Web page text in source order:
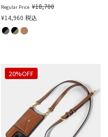
Regular Price ¥18,700
¥14,960 税込
20%OFF